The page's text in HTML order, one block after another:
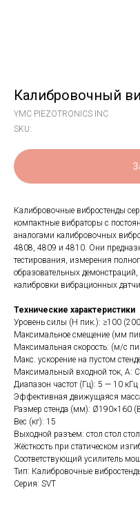
Калибровочный
YMC PIEZOTRONICS INC
SKU:
Калибровочные вибростенды
компактные вибраторы с
аналогами калибровочных
4808, 4809 и 4810. Они
тестирования, измерения
образовательных
калибровки вибрационных
Технические характеристики
Уровень силы (Н пик.): ≥100
Максимальное смещение (мм
Максимальная скорость: (м/с
Макс. ускорение на пустом
Максимальный входной ток, А:
Диапазон частот (Гц): 5 — 10 кГц
Эффективная движущаяся
Размер стенда (мм): Ø190×160
Вес (кг): 15
Выходной разъем: стол стол
Жёсткость при статическом
Соответствующий усилитель
Тип: Калибровочные
Серия: SVT